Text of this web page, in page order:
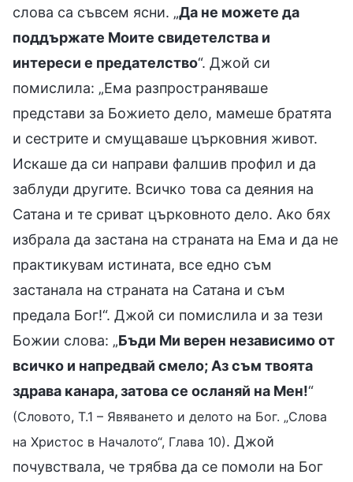
слова са съвсем ясни. „Да не можете да
поддържате Моите свидетелства и
интереси е предателство“. Джой си
помислила: „Ема разпространяваше
представи за Божието дело, мамеше братята
и сестрите и смущаваше църковния живот.
Искаше да си направи фалшив профил и да
заблуди другите. Всичко това са деяния на
Сатана и те сриват църковното дело. Ако бях
избрала да застана на страната на Ема и да не
практикувам истината, все едно съм
застанала на страната на Сатана и съм
предала Бог!“. Джой си помислила и за тези
Божии слова: „Бъди Ми верен независимо от
всичко и напредвай смело; Аз съм твоята
здрава канара, затова се осланяй на Мен!“
(Словото, Т.1 – Явяването и делото на Бог. „Слова
на Христос в Началото“, Глава 10). Джой
почувствала, че трябва да се помоли на Бог